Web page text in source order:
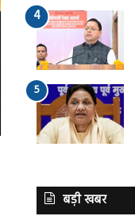
बड़ी खबर